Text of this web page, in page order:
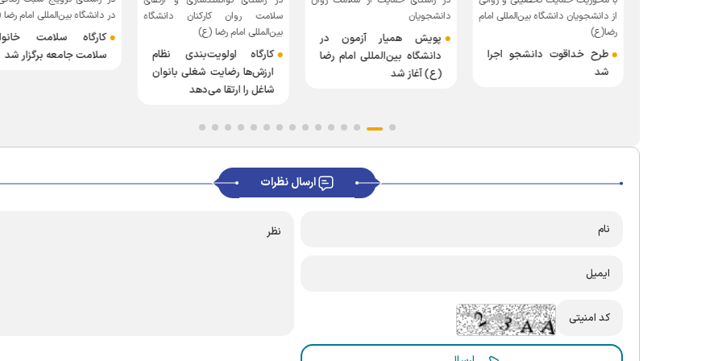
از دانشجویان دانشگاه بین‌المللی امام
رضا(ع)
طرح خداقوت دانشجو اجرا
شد
دانشجویان
پویش همیار آزمون در
دانشگاه بین‌المللی امام رضا
(ع) آغاز شد
سلامت روان کارکنان دانشگاه
بین‌المللی امام رضا (ع)
کارگاه اولویت‌بندی نظام
ارزش‌ها رضایت شغلی بانوان
شاغل را ارتقا می‌دهد
در دانشگاه بین‌المللی امام
کارگاه سلامت
سلامت جامعه برگزار شد
ارسال نظرات